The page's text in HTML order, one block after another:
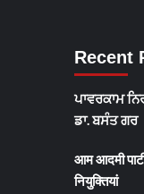
Recent
ਪਾਵਰਕਾਮ
ਡਾ. ਬਸੰਤ ਗਰ
आम आदमी
नियुक्तियां